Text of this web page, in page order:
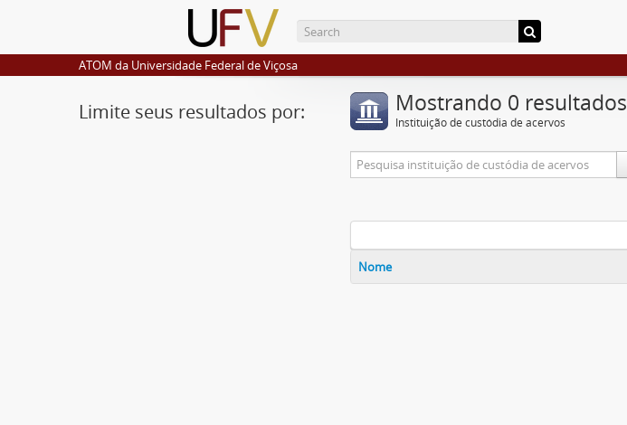
ATOM da Universidade Federal de Viçosa
Limite seus resultados por: Mostrando 0 resultados
Instituição de custódia de acervos
Nome